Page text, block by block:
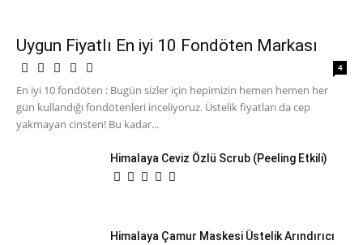
Uygun Fiyatlı En iyi 10 Fondöten Markası
4
En iyi 10 fondöten : Bugün sizler için hepimizin hemen hemen her
gün kullandığı fondötenleri inceliyoruz. Üstelik fiyatları da cep
yakmayan cinsten! Bu kadar...
Himalaya Ceviz Özlü Scrub (Peeling Etkili)
Himalaya Çamur Maskesi Üstelik Arındırıcı